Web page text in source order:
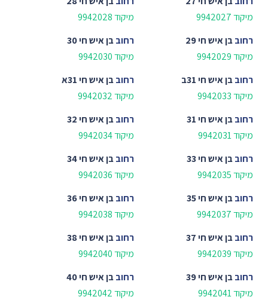
מיקוד 9942027
מיקוד 9942028
רחובבן איש חי 29
מיקוד 9942029
רחובבן איש חי 30
מיקוד 9942030
רחובבן איש חי 31ב
מיקוד 9942033
רחובבן איש חי 31א
מיקוד 9942032
רחובבן איש חי 31
מיקוד 9942031
רחובבן איש חי 32
מיקוד 9942034
רחובבן איש חי 33
מיקוד 9942035
רחובבן איש חי 34
מיקוד 9942036
רחובבן איש חי 35
מיקוד 9942037
רחובבן איש חי 36
מיקוד 9942038
רחובבן איש חי 37
מיקוד 9942039
רחובבן איש חי 38
מיקוד 9942040
רחובבן איש חי 39
מיקוד 9942041
רחובבן איש חי 40
מיקוד 9942042